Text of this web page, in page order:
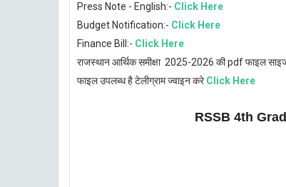
Press Note - English:- Click Here
Budget Notification:- Click Here
Finance Bill:- Click Here
राजस्थान आर्थिक समीक्षा 2025-2026 की pdf फाइल
फाइल उपलब्ध है टेलीग्राम ज्वाइन करेClick Here
RSSB 4th